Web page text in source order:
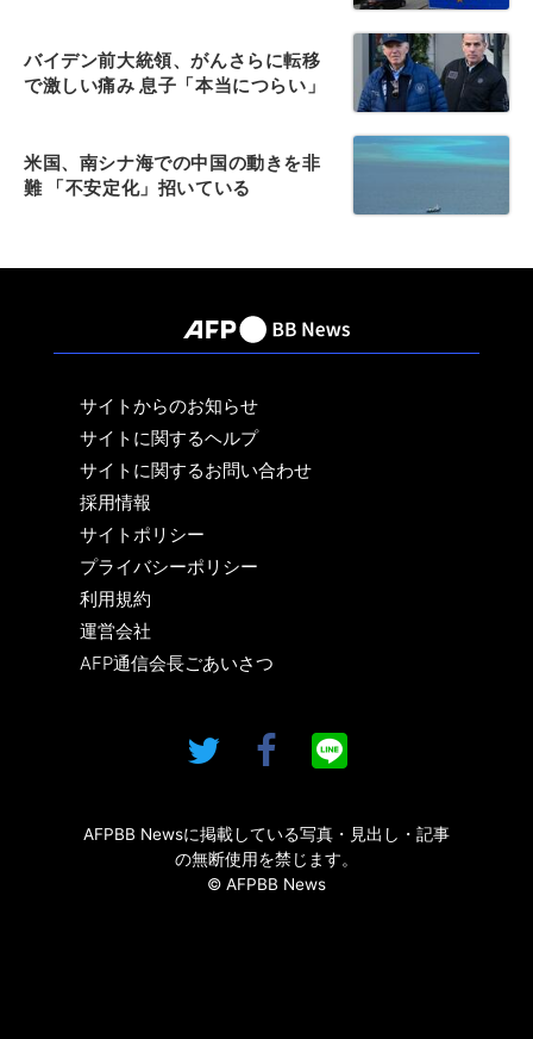
バイデン前大統領、がんさらに転移
で激しい痛み 息子「本当につらい」
米国、南シナ海での中国の動きを非
難 「不安定化」招いている
サイトからのお知らせ
サイトに関するヘルプ
サイトに関するお問い合わせ
採用情報
サイトポリシー
プライバシーポリシー
利用規約
運営会社
AFP通信会長ごあいさつ
AFPBB Newsに掲載している写真・見出し・記事
の無断使用を禁じます。
© AFPBB News